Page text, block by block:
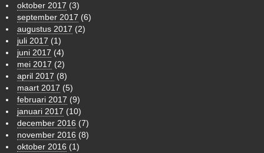
oktober 2017 (3)
september 2017 (6)
augustus 2017 (2)
juli 2017 (1)
juni 2017 (4)
mei 2017 (2)
april 2017 (8)
maart 2017 (5)
februari 2017 (9)
januari 2017 (10)
december 2016 (7)
november 2016 (8)
oktober 2016 (1)